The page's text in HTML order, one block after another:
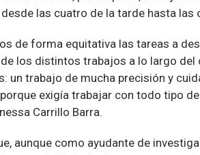
las cuatro de la tarde hasta las
de forma equitativa las tareas a
los distintos trabajos a lo largo del
un trabajo de mucha precisión y
exigía trabajar con todo tipo
Carrillo Barra.
aunque como ayudante de